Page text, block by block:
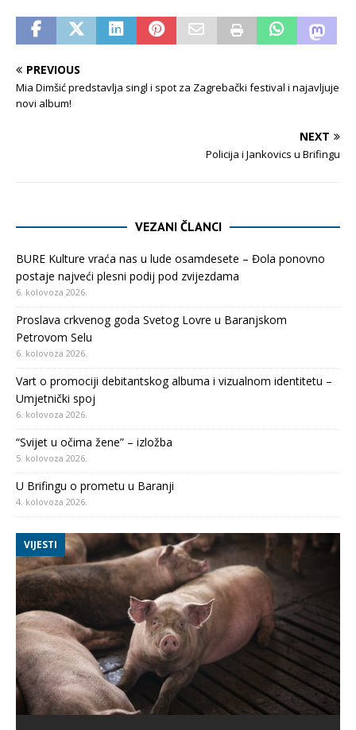
PREVIOUS
Mia Dimšić predstavlja singl i spot za Zagrebački festival i najavljuje
novi album!
NEXT
Policija i Jankovics u Brifingu
VEZANI ČLANCI
BURE Kulture vraća nas u lude osamdesete – Đola ponovno
postaje najveći plesni podij pod zvijezdama
6. kolovoza 2026.
Proslava crkvenog goda Svetog Lovre u Baranjskom
Petrovom Selu
6. kolovoza 2026.
Vart o promociji debitantskog albuma i vizualnom identitetu –
Umjetnički spoj
6. kolovoza 2026.
“Svijet u očima žene” – izložba
5. kolovoza 2026.
U Brifingu o prometu u Baranji
4. kolovoza 2026.
VIJESTI